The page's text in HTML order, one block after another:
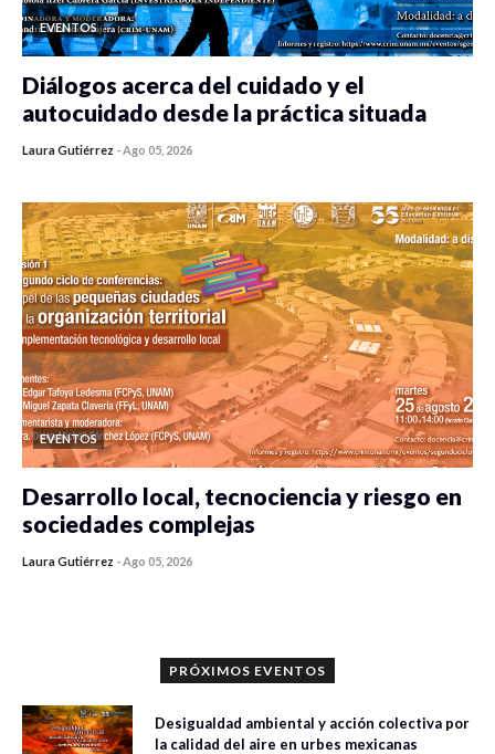
EVENTOS
Diálogos acerca del cuidado y el
autocuidado desde la práctica situada
Laura Gutiérrez -Ago 05, 2026
EVENTOS
Desarrollo local, tecnociencia y riesgo en
sociedades complejas
Laura Gutiérrez -Ago 05, 2026
PRÓXIMOS EVENTOS
Desigualdad ambiental y acción colectiva por
la calidad del aire en urbes mexicanas